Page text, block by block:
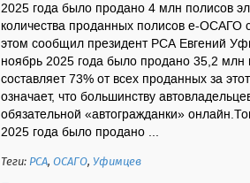
2025 года было продано 4 млн полисов
количества проданных полисов е-ОСАГО
этом сообщил президент РСА Евгений
ноябрь 2025 года было продано 35,2
составляет 73% от всех проданных за
означает, что большинству
обязательной «автогражданки»
2025 года было продано ...
Теги:РСА,ОСАГО, Уфимцев